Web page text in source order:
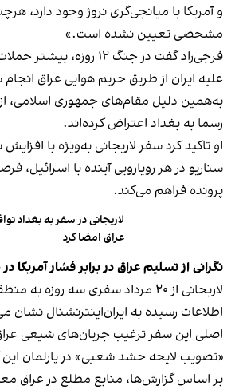
و آمریکا با میانجی‌گری نروژ وجود دارد،
مشخصی تعیین نشده است.»
فرجی‌راد گفت در جنگ ۱۲ روزه،
علیه ایران از طریق حریم هوایی عراق
به‌همین دلیل مقام‌های جمهوری اسلامی،
رسما به بغداد اعتراض کرده‌اند.
او تاکید کرد سفر لاریجانی به‌ویژه با افزایش
سناریو در هر رویارویی آینده با اسرائیل،
پرونده فراهم می‌کند.
لاریجانی در سفر به بغداد
عراق امضا کرد
نگرانی از تسلیم عراق در برابر فشار
لاریجانی از ۲۰ مرداد سفری سه روزه به منطقه را آغاز کرده است.
اطلاعات رسیده به ایران‌اینترنشنال نشان
اصلی این سفر ترغیب جریان‌های شیعی
«تصویب لایحه حشد شعبی» در پارلمان
بر اساس گزارش‌ها، منابع مطلع در عراق